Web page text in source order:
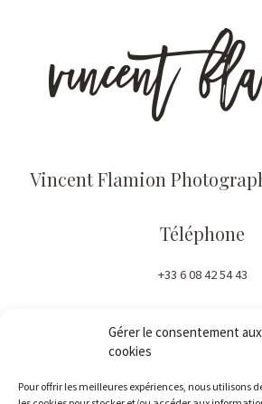
Gérer le consentement aux
cookies
Pour offrir les meilleures expériences, nous utilisons
Vincent Flamion
Téléphone
+33 6 08 42 54 43
Email